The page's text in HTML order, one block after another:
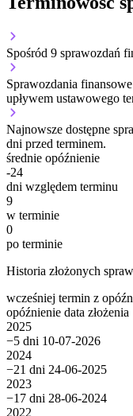
Spośród 9 sprawozdań
Sprawozdania
upływem ustawowego
Najnowsze dostępne
dni przed terminem.
średnie opóźnienie
-24
dni względem terminu
9
w terminie
0
po terminie
Historia złożonych
wcześniej termin z
opóźnienie data złożenia
2025
−5 dni 10-07-2026
2024
−21 dni 24-06-2025
2023
−17 dni 28-06-2024
2022